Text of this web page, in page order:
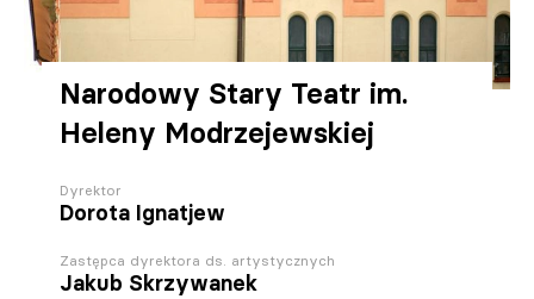
Narodowy Stary Teatr im.
Heleny Modrzejewskiej
Dyrektor
Dorota Ignatjew
Zastępca dyrektora ds. artystycznych
Jakub Skrzywanek